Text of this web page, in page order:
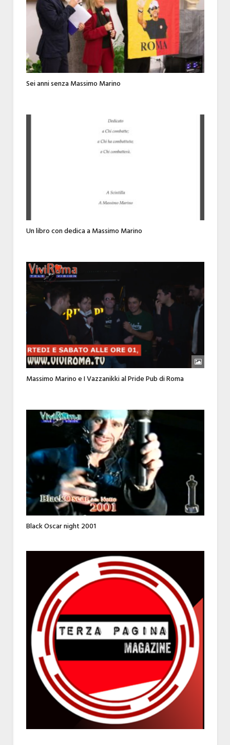
Sei anni senza Massimo Marino
Un libro con dedica a Massimo Marino
Massimo Marino e I Vazzanikki al Pride Pub di Roma
Black Oscar night 2001